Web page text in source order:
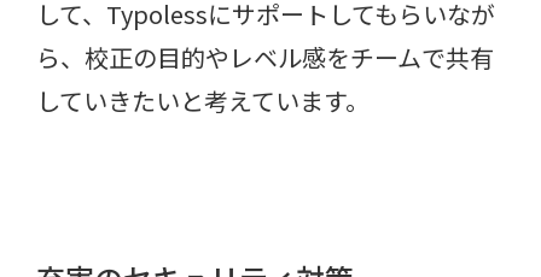
して、Typolessにサポートしてもらいなが
ら、校正の目的やレベル感をチームで共有
していきたいと考えています。